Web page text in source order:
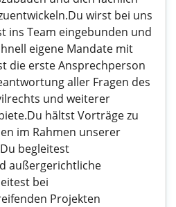
wirst bei uns
ins Team eingebunden und
eigene Mandate mit
die erste Ansprechperson
aller Fragen des
und weiterer
hältst Vorträge zu
im Rahmen unserer
begleitest
außergerichtliche
bei
Projekten